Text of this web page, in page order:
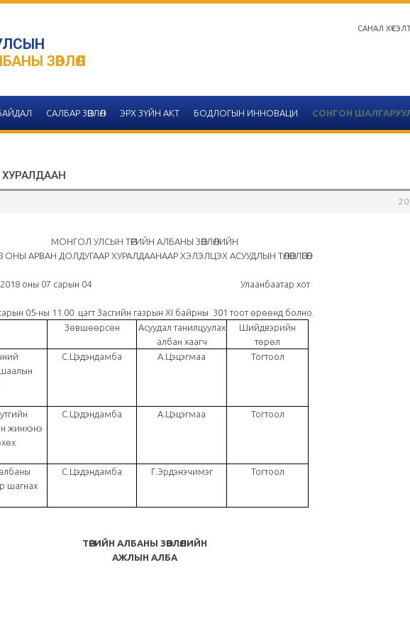
ЗӨВЛӨЛ
САНАЛ
САЛБАР ЗӨВЛӨЛ ЭРХ ЗҮЙН АКТ БОДЛОГЫН ИННОВАЦИ СОНГОН
ХУРАЛДААН
МОНГОЛ УЛСЫН ТӨРИЙН АЛБАНЫ ЗӨВЛӨЛИЙН
ОНЫ АРВАН ДОЛДУГААР ХУРАЛДААНААР ХЭЛЭЛЦЭХ АСУУДЛЫН ТӨЛӨВЛӨГӨӨ
оны 07 сарын 04 Улаанбаатар хот
05-ны 11.00 цагт Засгийн газрын ХI байрны 301 тоот өрөөнд болно.
Зөвшөөрсөн
Асуудал танилцуулах
албан хаагч
Шийдвэрийн
төрөл
С.Цэдэндамба А.Цэцэгмаа Тогтоол
жинхэнэ
С.Цэдэндамба А.Цэцэгмаа Тогтоол
шагнах
С.Цэдэндамба Г.Эрдэнэчимэг Тогтоол
ТӨРИЙН АЛБАНЫ ЗӨВЛӨЛИЙН
АЖЛЫН АЛБА